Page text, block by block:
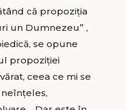
că propoziţia
un Dumnezeu” ,
se opune
propoziţiei
ceea ce mi se